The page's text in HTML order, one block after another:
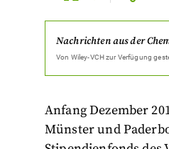
Nachrichten aus der
Von Wiley-VCHzur Verfügung
Anfang Dezember
Münster und